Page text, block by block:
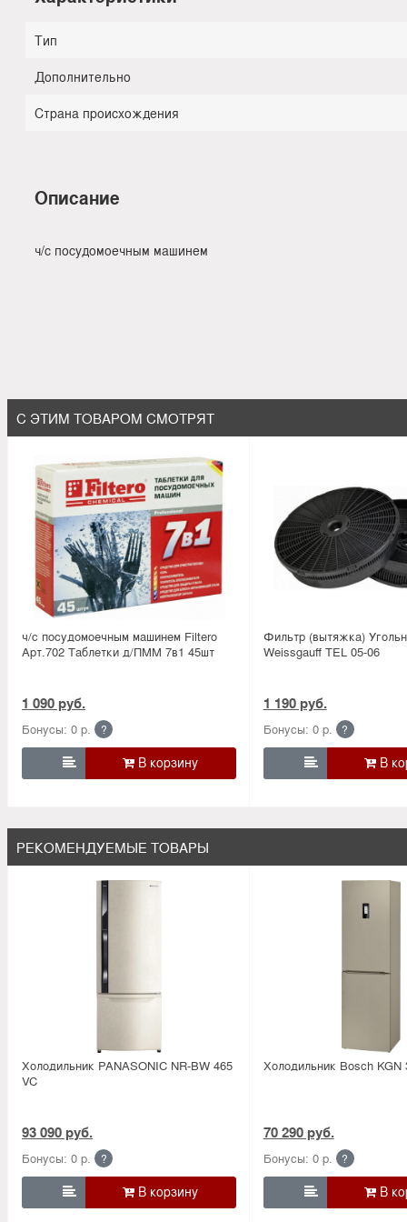
Тип
Дополнительно
Страна происхождения
Описание
ч/с посудомоечным машинем
С ЭТИМ ТОВАРОМ СМОТРЯТ
ч/с посудомоечным машинем Filtero
Арт.702 Таблетки д/ПММ 7в1 45шт
1 090 руб.
Бонусы: 0 р. ?

Фильтр (вытяжка)
Weissgauff TEL 05-06
1 190 руб.
Бонусы: 0 р. ?

РЕКОМЕНДУЕМЫЕ ТОВАРЫ
Холодильник PANASONIC NR-BW 465
VC
93 090 руб.
Бонусы: 0 р. ?

Холодильник Bosсh KGN
70 290 руб.
Бонусы: 0 р. ?
